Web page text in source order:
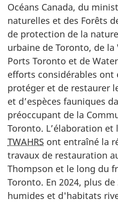
Océans Canada, du
naturelles et des Forêts
de protection de la
urbaine de Toronto, de
Ports Toronto et de
efforts considérables ont
protéger et de restaurer
et d’espèces fauniques
préoccupant de la
Toronto. L’élaboration
TWAHRS ont entraîné la
travaux de restauration
Thompson et le long du
Toronto. En 2024, plus
humides et d'habitats